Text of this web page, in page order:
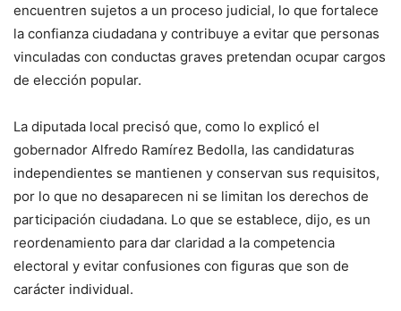
encuentren sujetos a un proceso judicial, lo que fortalece
la confianza ciudadana y contribuye a evitar que personas
vinculadas con conductas graves pretendan ocupar cargos
de elección popular.
La diputada local precisó que, como lo explicó el
gobernador Alfredo Ramírez Bedolla, las candidaturas
independientes se mantienen y conservan sus requisitos,
por lo que no desaparecen ni se limitan los derechos de
participación ciudadana. Lo que se establece, dijo, es un
reordenamiento para dar claridad a la competencia
electoral y evitar confusiones con figuras que son de
carácter individual.